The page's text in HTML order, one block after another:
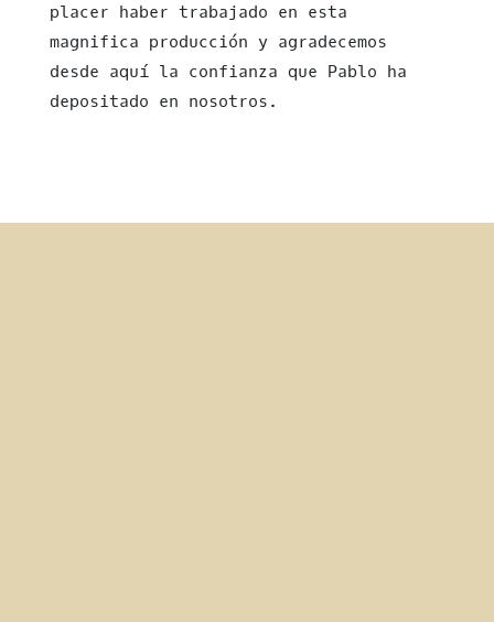
placer haber trabajado en esta
magnifica producción y agradecemos
desde aquí la confianza que Pablo ha
depositado en nosotros.